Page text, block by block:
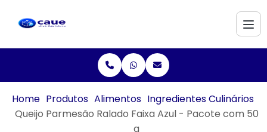
Home Produtos Alimentos Ingredientes Culinários
Queijo Parmesão Ralado Faixa Azul - Pacote com 50
g